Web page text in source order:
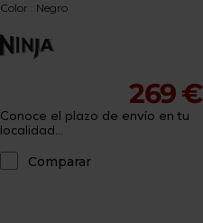
Color : Negro
269 €
Conoce el plazo de envío en tu
localidad...
Comparar